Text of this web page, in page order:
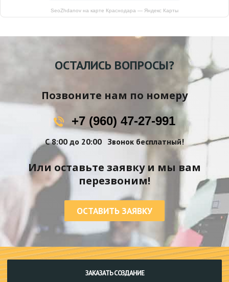
SeoZhdanov на карте Краснодара — Яндекс Карты
ОСТАЛИСЬ ВОПРОСЫ?
Позвоните нам по номеру
+7 (960) 47-27-991
С 8:00 до 20:00 Звонок бесплатный!
Или оставьте заявку и мы вам
перезвоним!
ОСТАВИТЬ ЗАЯВКУ
ЗАКАЗАТЬ СОЗДАНИЕ